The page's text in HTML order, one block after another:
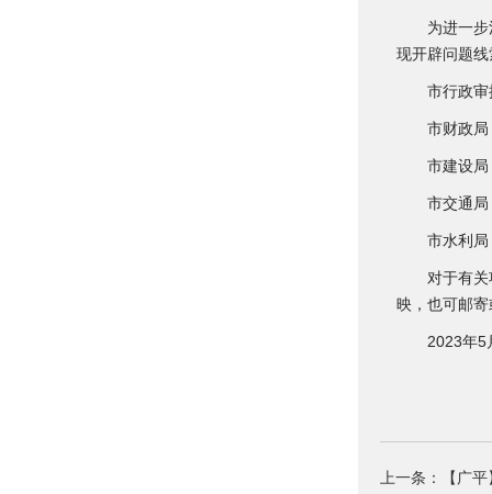
为进一步清
现开辟问题
市行政审批
市财政局：
市建设局：
市交通局：
市水利局：
对于有关项
映，也可邮
2023年5
上一条：【广